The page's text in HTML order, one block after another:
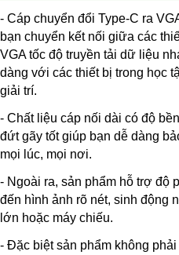
- Cáp chuyển đổi Type-C ra
bạn chuyển kết nối giữa các
VGA tốc độ truyền tải dữ liệu
dàng với các thiết bị trong học
giải trí.
- Chất liệu cáp nối dài có độ
đứt gãy tốt giúp bạn dễ dàng
mọi lúc, mọi nơi.
- Ngoài ra, sản phẩm hỗ trợ độ
đến hình ảnh rõ nét, sinh động
lớn hoặc máy chiếu.
- Đặc biệt sản phẩm không